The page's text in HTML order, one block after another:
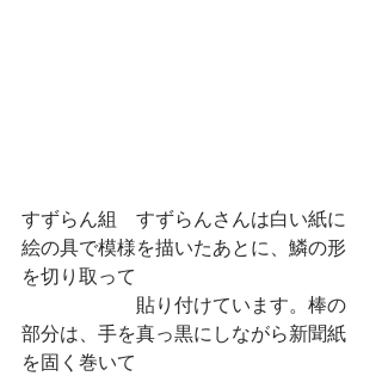
すずらん組　すずらんさんは白い紙に
絵の具で模様を描いたあとに、鱗の形
を切り取って
貼り付けています。棒の
部分は、手を真っ黒にしながら新聞紙
を固く巻いて